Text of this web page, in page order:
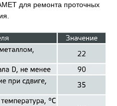
для ремонта проточных